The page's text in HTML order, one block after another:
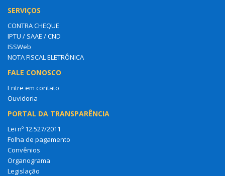
SERVIÇOS
CONTRA CHEQUE
IPTU / SAAE / CND
ISSWeb
NOTA FISCAL ELETRÔNICA
FALE CONOSCO
Entre em contato
Ouvidoria
PORTAL DA TRANSPARÊNCIA
Lei nº 12.527/2011
Folha de pagamento
Convênios
Organograma
Legislação